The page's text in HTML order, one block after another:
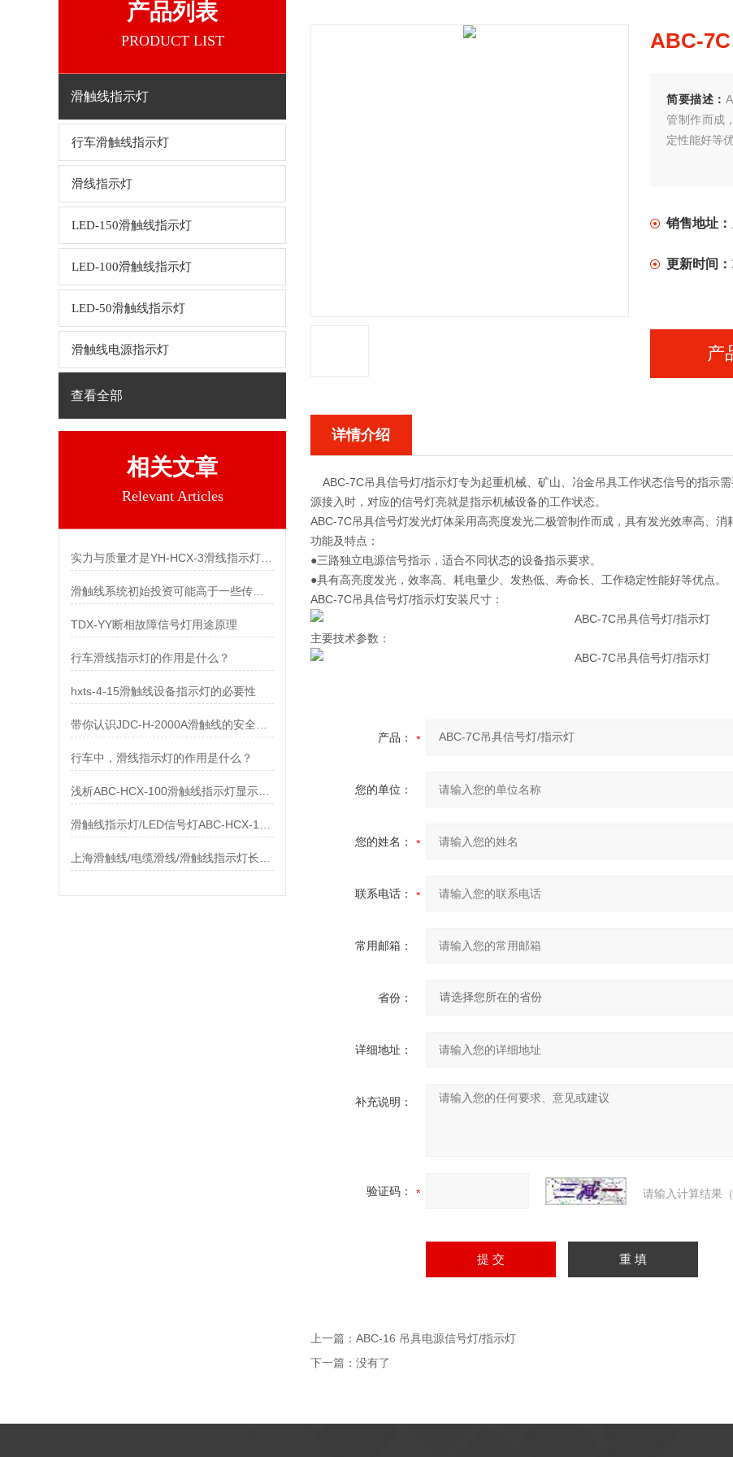
产品列表
PRODUCT LIST
滑触线指示灯
行车滑触线指示灯
滑线指示灯
LED-150滑触线指示灯
LED-100滑触线指示灯
LED-50滑触线指示灯
滑触线电源指示灯
查看全部
相关文章
Relevant Articles
实力与质量才是YH-HCX-3滑线指示灯活下去的出路
滑触线系统初始投资可能高于一些传统供电方式
TDX-YY断相故障信号灯用途原理
行车滑线指示灯的作用是什么？
hxts-4-15滑触线设备指示灯的必要性
行车中，滑线指示灯的作用是什么？
浅析ABC-HCX-100滑触线指示灯显示器的颜色顺序
ABC-
简要描述：
管制作而成
定性能好等优
销售地址：
更新时间：
产
详情介绍
ABC-7C吊具信号灯/指示灯专为起重机械、矿山、冶金吊具工作状态信号的指示
源接入时，对应的信号灯亮就是指示机械设备的工作状态。
ABC-7C吊具信号灯发光灯体采用高亮度发光二极管制作而成，具有发光效率高、消
功能及特点：
●三路独立电源信号指示，适合不同状态的设备指示要求。
●具有高亮度发光，效率高、耗电量少、发热低、寿命长、工作稳定性能好等优点。
ABC-7C吊具信号灯/指示灯安装尺寸：
主要技术参数：
产品：
您的单位：
您的姓名：
联系电话：
常用邮箱：
省份：
详细地址：
补充说明：
验证码： 请输入计算结果
上一篇： ABC-16 吊具电源信号灯/指示灯
下一篇：没有了